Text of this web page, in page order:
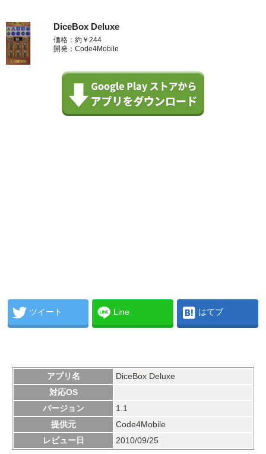
DiceBox Deluxe
価格：約￥244
開発：Code4Mobile
ツイート Line はてブ
アプリ名
DiceBox Deluxe
対応OS
バージョン
1.1
提供元
Code4Mobile
レビュー日
2010/09/25